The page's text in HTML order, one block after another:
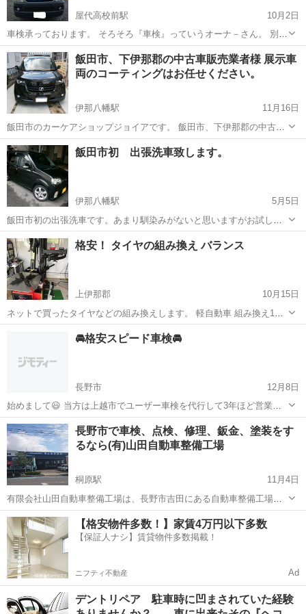
屋代高校前駅
10月2日
車検承っております。 そろそろ『車検』っていうオーナ－さん。 別
に、何もしなくてイイんだけど...。 メンテは自分でヤル（ヤッてる）
し...。 っていう方、是非、ご連絡ください。 お手伝いいたします。
...
長野 千曲市 屋代高校前駅 車検
飯田市、下伊那郡の中古車販売業者様 展示車
両のコーティングはお任せください。
伊那八幡駅
11月16日
飯田市のカーケアショップジョイアです。 飯田市、下伊那郡の中古車
販売業者様、 展示車両のコーティングは、いかがでしょうか？ 当店は
地域最安値でカーコーティングを致しております。 展示期間のみのポ
リマーコーティングから...
長野 飯田市 伊那八幡駅 車検 フロントガラス
飯田市初 出張洗車致します。
伊那八幡駅
5月5日
飯田市初の出張洗車です。あまり馴染みがないと思いますがお試しく
ださい。 洗車したいが面倒、時間が無い、そもそも洗車しない等理由
は問いません。 洗車を当店に丸投げしませんか。お客様のご自宅、月
極駐車場、会社の駐車場など...
長野 飯田市 伊那八幡駅 車検 洗車
格安！ タイヤの組み換え バランス
上伊那郡
10月15日
ネットで買ったタイヤなどの組み換えします。 軽自動車 組み換え1本
500円 バランス1本500円 普通車 組み換え1本800円 バランス1本500円
別途 廃タイヤ1本350円 車からの脱着がある場合 軽自動車2...
車検 タイヤ
🚘格安スピード車検🚘
長野市
12月8日
始めまして😃 当方は上越市でユーザー車検を代行して3年ほど営業し
ておりますがお客様には大変喜んで頂いております。この度、長野市
でも対応可能する事が出来ましたので沢山のご連絡お待ちしてます。
車検時は結構料金がかか...
長野 長野市 車検 ユーザー車検
長野市で車検、点検、修理、鈑金、塗装をす
るなら(有)山田自動車整備工場
桐原駅
11月4日
有限会社山田自動車整備工場は、長野市吉田にある自動車整備工場で
す。 車検、点検、修理、鈑金塗装、新車・中古車の販売等を行ってお
ります。 当社は国が認めた認証工場で安心・安全な整備をご提供！お
客様の最高なカーライフをサ...
長野 長野市 桐原駅 車検 自動車
【格安物件多数！】家賃4万円以下多数
【保証人ナシ】賃貸物件多数掲載！
ニフティ不動産 Ad
デントリペア 駐車時に凹まされていた経験